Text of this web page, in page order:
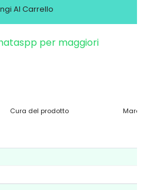
Al Carrello
per maggiori
Cura del prodotto